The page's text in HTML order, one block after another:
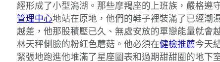
經形成了小型潟湖。那些摩羯座的上班族，嚴格遵
管理中心地站在原地，他們的鞋子裡裝滿了已經潮
越差，他那股積壓已久、無處安放的單戀能量就會
林天秤側臉的粉紅色蘑菇。他必須在健檢推薦今天
緊張地跑進他堆滿了星座圖表和過期甜甜圈的地下